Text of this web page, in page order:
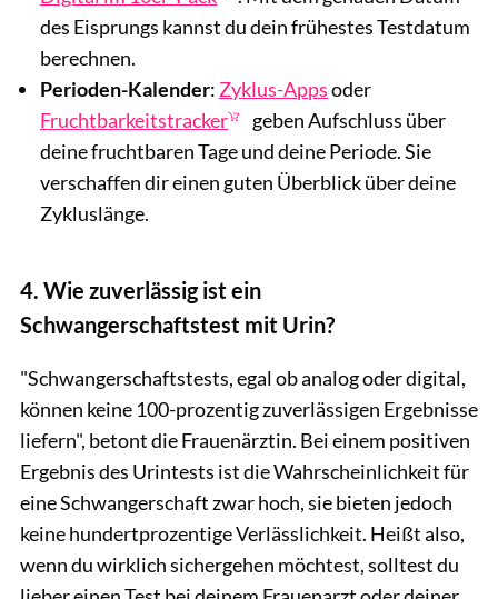
des Eisprungs kannst du dein frühestes Testdatum
berechnen.
Perioden-Kalender: Zyklus-Appsoder
Fruchtbarkeitstracker
geben Aufschluss über
deine fruchtbaren Tage und deine Periode. Sie
verschaffen dir einen guten Überblick über deine
Zykluslänge.
4. Wie zuverlässig ist ein
Schwangerschaftstest mit Urin?
"Schwangerschaftstests, egal ob analog oder digital,
können keine 100-prozentig zuverlässigen Ergebnisse
liefern", betont die Frauenärztin. Bei einem positiven
Ergebnis des Urintests ist die Wahrscheinlichkeit für
eine Schwangerschaft zwar hoch, sie bieten jedoch
keine hundertprozentige Verlässlichkeit. Heißt also,
wenn du wirklich sichergehen möchtest, solltest du